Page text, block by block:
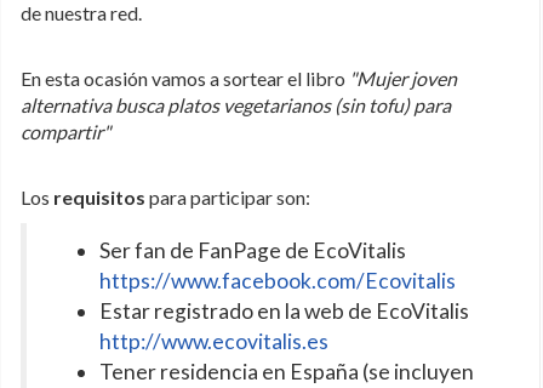
de nuestra red.
En esta ocasión vamos a sortear el libro "Mujer joven
alternativa busca platos vegetarianos (sin tofu) para
compartir"
Los requisitos para participar son:
Ser fan de FanPage de EcoVitalis
https://www.facebook.com/Ecovitalis
Estar registrado en la web de EcoVitalis
http://www.ecovitalis.es
Tener residencia en España (se incluyen